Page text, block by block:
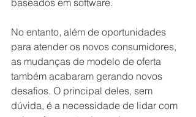
No entanto, além de oportunidades
para atender os novos consumidores,
as mudanças de modelo de oferta
também acabaram gerando novos
desafios. O principal deles, sem
dúvida, é a necessidade de lidar com